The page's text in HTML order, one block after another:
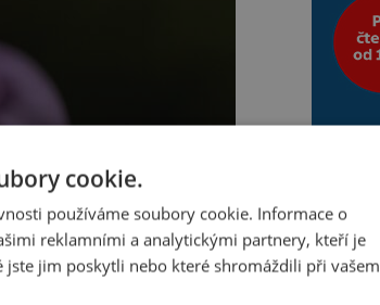
houbami.
cookie.
používáme soubory cookie. Informace o
reklamními a analytickými partnery, kteří je
jim poskytli nebo které shromáždili při vašem